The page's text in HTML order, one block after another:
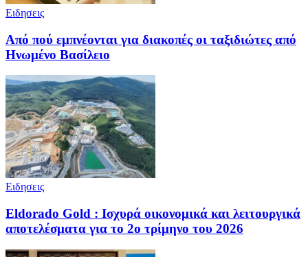
Ειδησεις
Από πού εμπνέονται για διακοπές οι ταξιδιώτες από
Ηνωμένο Βασίλειο
Ειδησεις
Eldorado Gold : Ισχυρά οικονομικά και λειτουργικά
αποτελέσματα για το 2ο τρίμηνο του 2026